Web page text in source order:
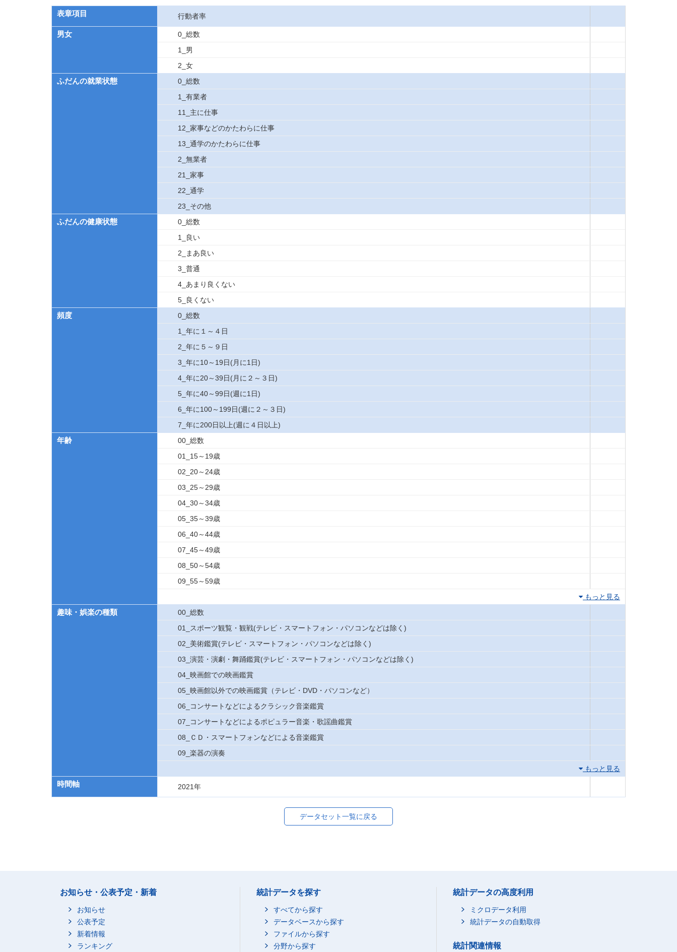
表章項目 行動者率
男女
0_総数
1_男
2_女
ふだんの就業状態
0_総数
1_有業者
11_主に仕事
12_家事などのかたわらに仕事
13_通学のかたわらに仕事
2_無業者
21_家事
22_通学
23_その他
ふだんの健康状態
0_総数
1_良い
2_まあ良い
3_普通
4_あまり良くない
5_良くない
頻度
0_総数
1_年に１～４日
2_年に５～９日
3_年に10～19日(月に1日)
4_年に20～39日(月に２～３日)
5_年に40～99日(週に1日)
6_年に100～199日(週に２～３日)
7_年に200日以上(週に４日以上)
年齢
00_総数
01_15～19歳
02_20～24歳
03_25～29歳
04_30～34歳
05_35～39歳
06_40～44歳
07_45～49歳
08_50～54歳
09_55～59歳
もっと見る
趣味・娯楽の種類
00_総数
01_スポーツ観覧・観戦(テレビ・スマートフォン・パソコンなどは除く)
02_美術鑑賞(テレビ・スマートフォン・パソコンなどは除く)
03_演芸・演劇・舞踊鑑賞(テレビ・スマートフォン・パソコンなどは除く)
04_映画館での映画鑑賞
05_映画館以外での映画鑑賞（テレビ・DVD・パソコンなど）
06_コンサートなどによるクラシック音楽鑑賞
07_コンサートなどによるポピュラー音楽・歌謡曲鑑賞
08_ＣＤ・スマートフォンなどによる音楽鑑賞
09_楽器の演奏
もっと見る
時間軸 2021年
データセット一覧に戻る
お知らせ・公表予定・新着
お知らせ
公表予定
新着情報
ランキング
統計データを探す
すべてから探す
データベースから探す
ファイルから探す
分野から探す
統計データの高度利用
ミクロデータ利用
統計データの自動取得
統計関連情報